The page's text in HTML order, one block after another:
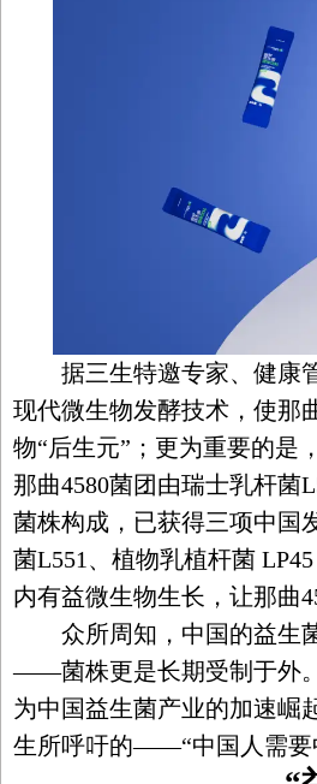
据三生特邀专家、健康管
现代微生物发酵技术，使那
物“后生元”；更为重要的是
那曲4580菌团由瑞士乳杆菌
菌株构成，已获得三项中国
菌L551、植物乳植杆菌
内有益微生物生长，让那曲
众所周知，中国的益生菌
——菌株更是长期受制于外
为中国益生菌产业的加速崛
生所呼吁的——“中国人需要